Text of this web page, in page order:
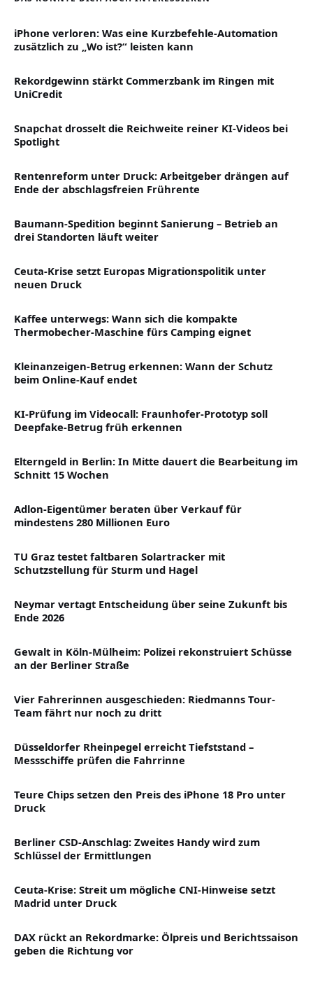
iPhone verloren: Was eine Kurzbefehle-Automation
zusätzlich zu „Wo ist?“ leisten kann
Rekordgewinn stärkt Commerzbank im Ringen mit
UniCredit
Snapchat drosselt die Reichweite reiner KI-Videos bei
Spotlight
Rentenreform unter Druck: Arbeitgeber drängen auf
Ende der abschlagsfreien Frührente
Baumann-Spedition beginnt Sanierung – Betrieb an
drei Standorten läuft weiter
Ceuta-Krise setzt Europas Migrationspolitik unter
neuen Druck
Kaffee unterwegs: Wann sich die kompakte
Thermobecher-Maschine fürs Camping eignet
Kleinanzeigen-Betrug erkennen: Wann der Schutz
beim Online-Kauf endet
KI-Prüfung im Videocall: Fraunhofer-Prototyp soll
Deepfake-Betrug früh erkennen
Elterngeld in Berlin: In Mitte dauert die Bearbeitung im
Schnitt 15 Wochen
Adlon-Eigentümer beraten über Verkauf für
mindestens 280 Millionen Euro
TU Graz testet faltbaren Solartracker mit
Schutzstellung für Sturm und Hagel
Neymar vertagt Entscheidung über seine Zukunft bis
Ende 2026
Gewalt in Köln-Mülheim: Polizei rekonstruiert Schüsse
an der Berliner Straße
Vier Fahrerinnen ausgeschieden: Riedmanns Tour-
Team fährt nur noch zu dritt
Düsseldorfer Rheinpegel erreicht Tiefststand –
Messschiffe prüfen die Fahrrinne
Teure Chips setzen den Preis des iPhone 18 Pro unter
Druck
Berliner CSD-Anschlag: Zweites Handy wird zum
Schlüssel der Ermittlungen
Ceuta-Krise: Streit um mögliche CNI-Hinweise setzt
Madrid unter Druck
DAX rückt an Rekordmarke: Ölpreis und Berichtssaison
geben die Richtung vor